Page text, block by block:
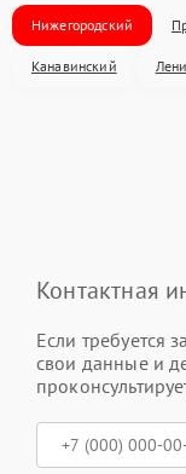
Нижегородский
Канавинский
Контактная
Если требуется
свои данные и